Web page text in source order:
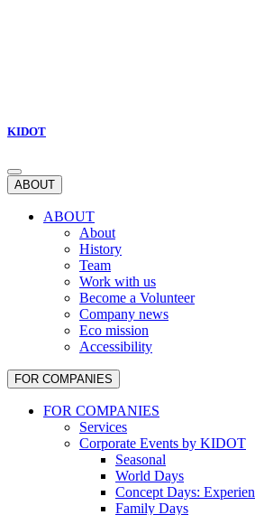
KIDOT
ABOUT
ABOUT
About
History
Team
Work with us
Become a Volunteer
Company news
Eco mission
Accessibility
FOR COMPANIES
FOR COMPANIES
Services
Corporate Events by KIDOT
Seasonal
World Days
Concept Days:
Family Days